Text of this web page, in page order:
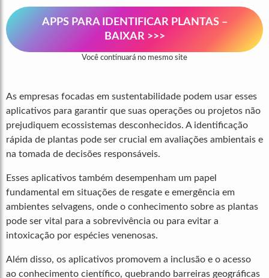
APPS PARA IDENTIFICAR PLANTAS –
BAIXAR >>>
Você continuará no mesmo site
As empresas focadas em sustentabilidade podem usar esses
aplicativos para garantir que suas operações ou projetos não
prejudiquem ecossistemas desconhecidos. A identificação
rápida de plantas pode ser crucial em avaliações ambientais e
na tomada de decisões responsáveis.
Esses aplicativos também desempenham um papel
fundamental em situações de resgate e emergência em
ambientes selvagens, onde o conhecimento sobre as plantas
pode ser vital para a sobrevivência ou para evitar a
intoxicação por espécies venenosas.
Além disso, os aplicativos promovem a inclusão e o acesso
ao conhecimento científico, quebrando barreiras geográficas